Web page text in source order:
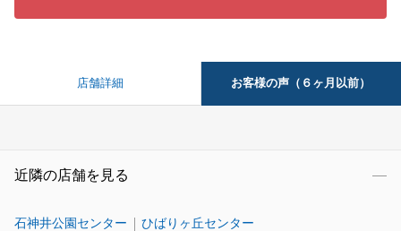
店舗詳細 お客様の声（６ヶ月以前）
近隣の店舗を見る
石神井公園センター ひばりヶ丘センター